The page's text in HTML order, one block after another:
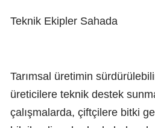
Teknik Ekipler Sahada
Tarımsal üretimin
üreticilere teknik destek
çalışmalarda, çiftçilere bitki